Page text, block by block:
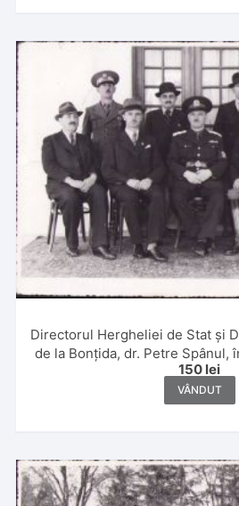
Directorul Hergheliei de Stat și
de la Bonțida, dr. Petre Spânul,
uniformă a Frontului
150 lei
VÂNDUT